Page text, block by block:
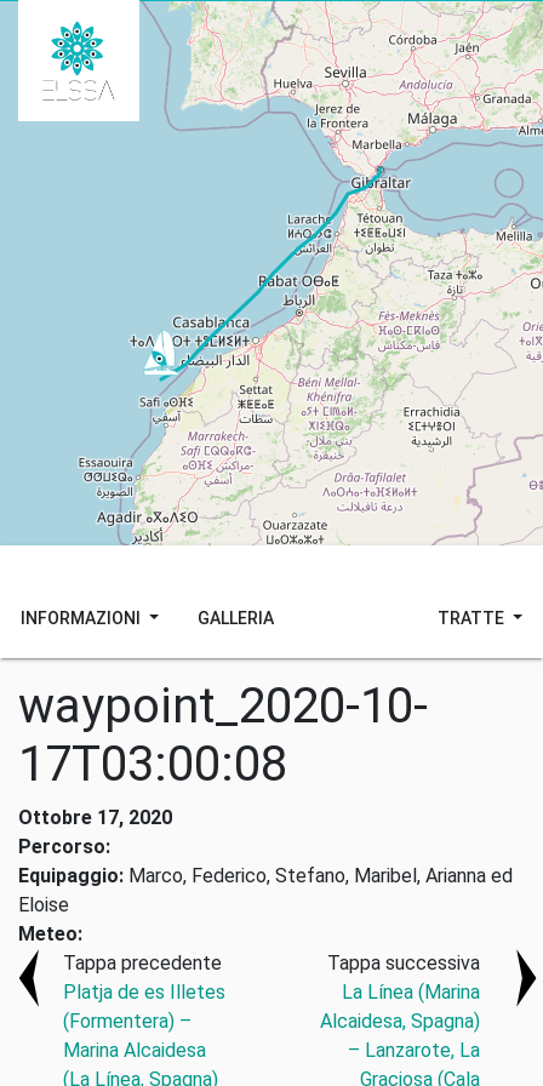
INFORMAZIONI GALLERIA TRATTE
waypoint_2020-10-
17T03:00:08
Ottobre 17, 2020
Percorso:
Equipaggio: Marco, Federico, Stefano, Maribel, Arianna ed
Eloise
Meteo:
Tappa precedente
Platja de es Illetes
(Formentera) –
Marina Alcaidesa
(La Línea, Spagna)
Tappa successiva
La Línea (Marina
Alcaidesa, Spagna)
– Lanzarote, La
Graciosa (Cala